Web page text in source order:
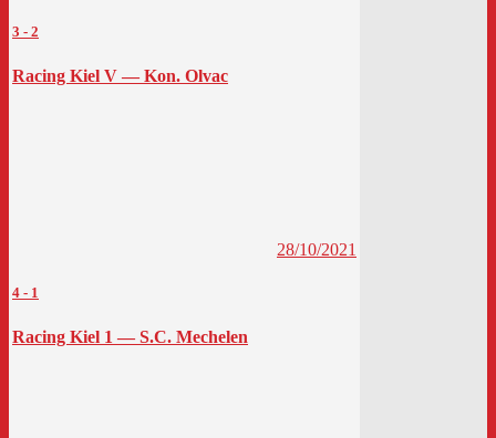
3 - 2
Racing Kiel V — Kon. Olvac
28/10/2021
4 - 1
Racing Kiel 1 — S.C. Mechelen